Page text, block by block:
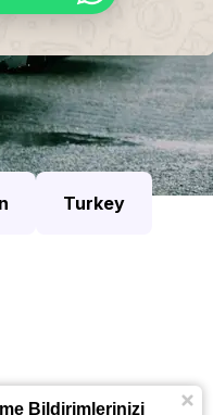
Bildirimlerinizi
Turkey